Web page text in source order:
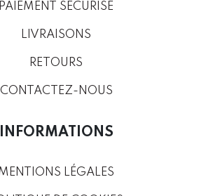
PAIEMENT SÉCURISÉ
LIVRAISONS
RETOURS
CONTACTEZ-NOUS
INFORMATIONS
LÉGALES